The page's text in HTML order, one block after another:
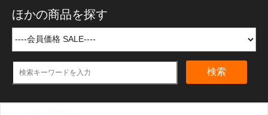
ほかの商品を探す
検索